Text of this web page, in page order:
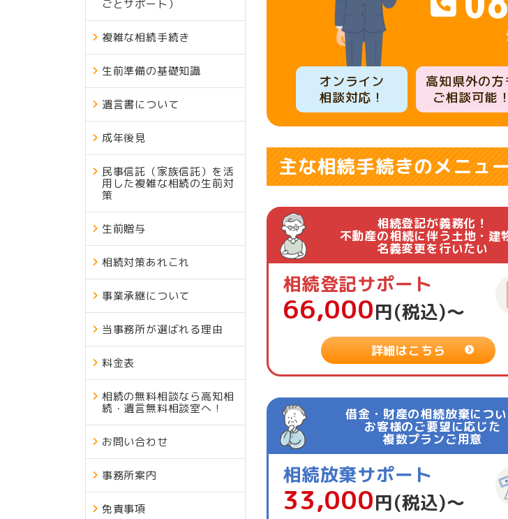
オンライン
相談対応！
高知県外の方
ご相談可能！
主な相続手続きのメニュ
相続登記が義務化！
不動産の相続に伴う土地・建
名義変更を行いたい
相続登記サポート
66,000円(税込)〜
詳細はこちら
借金・財産の相続放棄につ
お客様のご要望に応じた
複数プランご用意
相続放棄サポート
33,000円(税込)〜
ごとサポート）
複雑な相続手続き
生前準備の基礎知識
遺言書について
成年後見
民事信託（家族信託）を活
用した複雑な相続の生前対
策
生前贈与
相続対策あれこれ
事業承継について
当事務所が選ばれる理由
料金表
相続の無料相談なら高知相
続・遺言無料相談室へ！
お問い合わせ
事務所案内
免責事項